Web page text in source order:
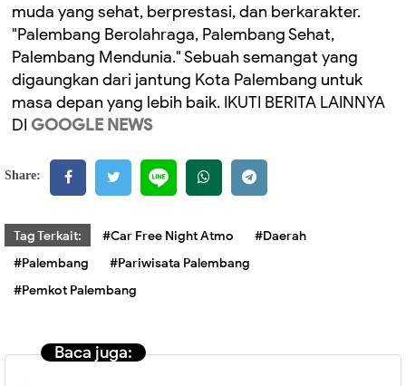
muda yang sehat, berprestasi, dan berkarakter.
"Palembang Berolahraga, Palembang Sehat,
Palembang Mendunia." Sebuah semangat yang
digaungkan dari jantung Kota Palembang untuk
masa depan yang lebih baik. IKUTI BERITA LAINNYA
DI GOOGLE NEWS
Share:
Tag Terkait: #Car Free Night Atmo
#Daerah
#Palembang
#Pariwisata Palembang
#Pemkot Palembang
Baca juga: